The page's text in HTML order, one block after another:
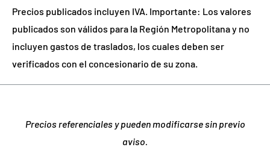
Precios publicados incluyen IVA. Importante: Los valores
publicados son válidos para la Región Metropolitana y no
incluyen gastos de traslados, los cuales deben ser
verificados con el concesionario de su zona.
Precios referenciales y pueden modificarse sin previo
aviso.